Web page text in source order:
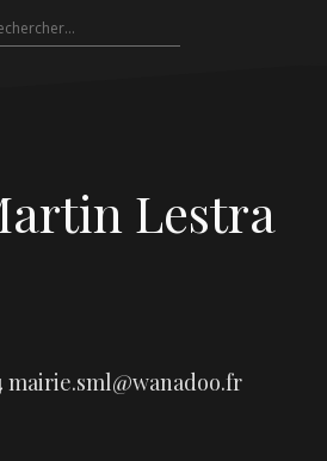
:
Lestra
mairie.sml@wanadoo.fr